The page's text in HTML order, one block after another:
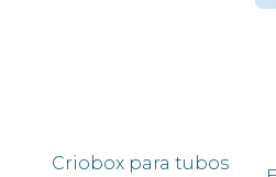
Criobox para tubos